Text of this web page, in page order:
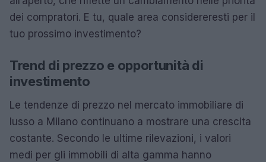
dei compratori. E tu, quale area considereresti per il
tuo prossimo investimento?
Trend di prezzo e opportunità di
investimento
Le tendenze di prezzo nel mercato immobiliare di
lusso a Milano continuano a mostrare una crescita
costante. Secondo le ultime rilevazioni, i valori
medi per gli immobili di alta gamma hanno